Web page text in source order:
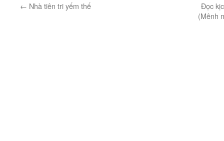
← Nhà tiên tri yếm thế
Đọc
(Mênh